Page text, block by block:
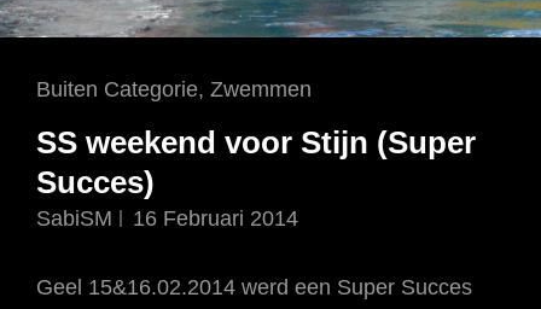
Cat
Buiten Categorie, Zwemmen
SS weekend voor Stijn (Super
Succes)
SabiSM 16 Februari 2014
Geel 15&16.02.2014 werd een Super Succes